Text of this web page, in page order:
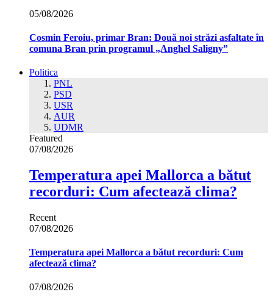
05/08/2026
Cosmin Feroiu, primar Bran: Două noi străzi asfaltate în
comuna Bran prin programul „Anghel Saligny”
Politica
PNL
PSD
USR
AUR
UDMR
Featured
07/08/2026
Temperatura apei Mallorca a bătut
recorduri: Cum afectează clima?
Recent
07/08/2026
Temperatura apei Mallorca a bătut recorduri: Cum
afectează clima?
07/08/2026